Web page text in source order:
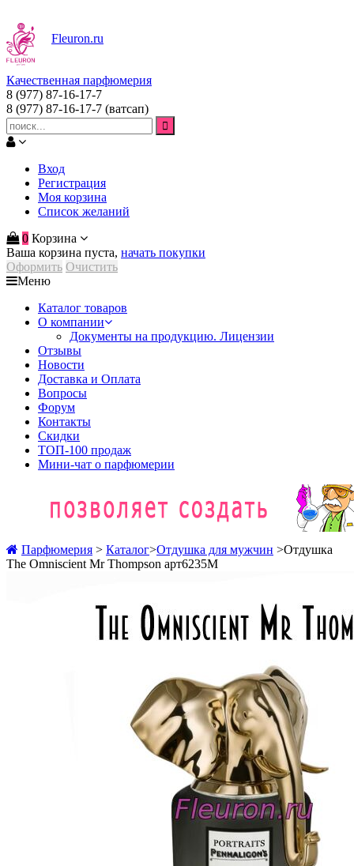
Fleuron.ru
Качественная парфюмерия
8 (977) 87-16-17-7
8 (977) 87-16-17-7 (ватсап)
Вход
Регистрация
Моя корзина
Список желаний
0 Корзина
Ваша корзина пуста, начать покупки
Оформить Очистить
Меню
Каталог товаров
О компании
Документы на продукцию. Лицензии
Отзывы
Новости
Доставка и Оплата
Вопросы
Форум
Контакты
Скидки
ТОП-100 продаж
Мини-чат о парфюмерии
Парфюмерия > Каталог>Отдушка для мужчин >Отдушка
The Omniscient Mr Thompson арт6235M